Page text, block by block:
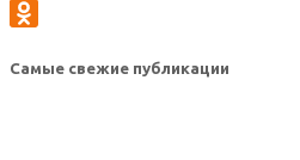
VK
Самые свежие публикации